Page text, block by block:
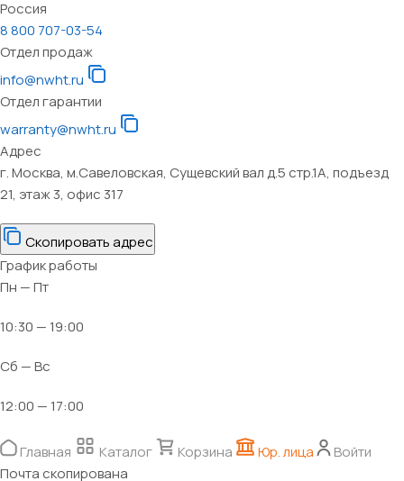
Россия
8 800 707-03-54
Отдел продаж
info@nwht.ru
Отдел гарантии
warranty@nwht.ru
Адрес
г. Москва, м.Савеловская, Сущевский вал д.5 стр.1А, подъезд
21, этаж 3, офис 317
Скопировать адрес
График работы
Пн — Пт
10:30 — 19:00
Сб — Вс
12:00 — 17:00
Главная Каталог Корзина Юр. лица
Войти
Почта скопирована